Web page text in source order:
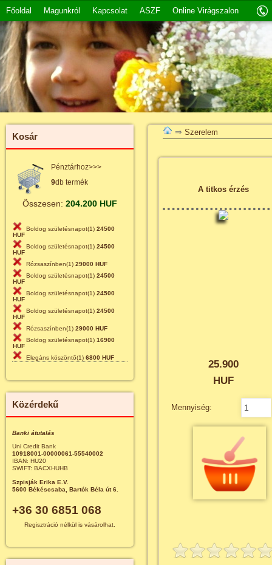
Főoldal Magunkról Kapcsolat ASZF Online Virágszalon
Kosár
Pénztárhoz>>>
9db termék
Összesen: 204.200 HUF
Boldog születésnapot(1) 24500
HUF
Boldog születésnapot(1) 24500
HUF
Rózsaszínben(1) 29000 HUF
Boldog születésnapot(1) 24500
HUF
Boldog születésnapot(1) 24500
HUF
Boldog születésnapot(1) 24500
HUF
Rózsaszínben(1) 29000 HUF
Boldog születésnapot(1) 16900
HUF
Elegáns köszöntő(1) 6800 HUF
Közérdekű
Banki átutalás
Uni Credit Bank
10918001-00000061-55540002
IBAN: HU20
SWIFT: BACXHUHB
Szpisják Erika E.V.
5600 Békéscsaba, Bartók Béla út 6.
+36 30 6851 068
Regisztráció nélkül is vásárolhat.
⇒ Szerelem
A titkos érzés
25.900
HUF
Mennyiség: